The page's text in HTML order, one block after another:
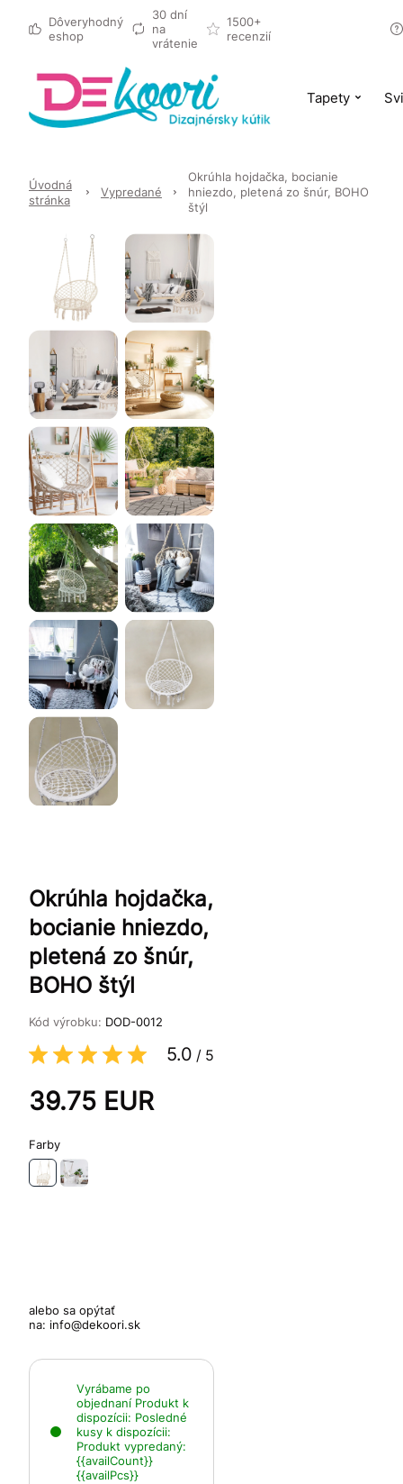
Dôveryhodný
eshop
30 dní
na
vrátenie
1500+
recenzií
Tapety
Úvodná
stránka
Vypredané
Okrúhla hojdačka, bocianie
hniezdo, pletená zo šnúr, BOHO
štýl
Okrúhla hojdačka,
bocianie hniezdo,
pletená zo šnúr,
BOHO štýl
Kód výrobku: DOD-0012
5.0 / 5
39.75 EUR
Farby
alebo sa opýtať
na: info@dekoori.sk
Vyrábame po
objednaní Produkt k
dispozícii: Posledné
kusy k dispozícii:
Produkt vypredaný:
{{availCount}}
{{availPcs}}